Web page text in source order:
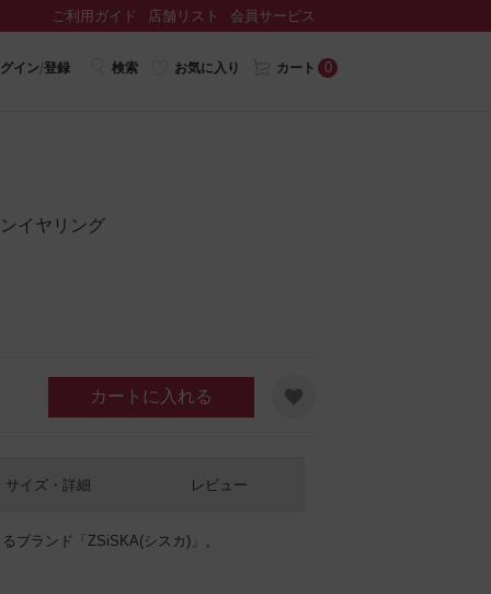
ご利用ガイド 店舗リスト 会員サービス
イン/登録 検索 お気に入り カート 0
イヤリング
カートに入れる
ブランド「ZSiSKA(シスカ)」。
サイズ・詳細 レビュー